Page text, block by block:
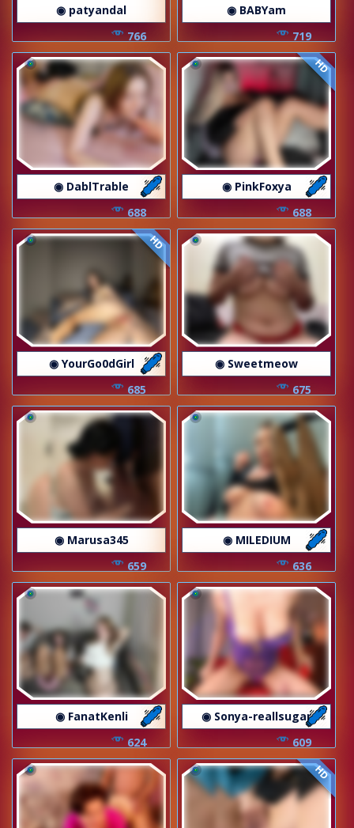
◉ patyandal
766
◉ BABYam
719
◉ DablTrable
688
HD
◉ PinkFoxya
688
HD
◉ YourGo0dGirl
685
◉ Sweetmeow
675
◉ Marusa345
659
◉ MILEDIUM
636
◉ FanatKenli
624
◉ Sonya-reallsugar
609
HD